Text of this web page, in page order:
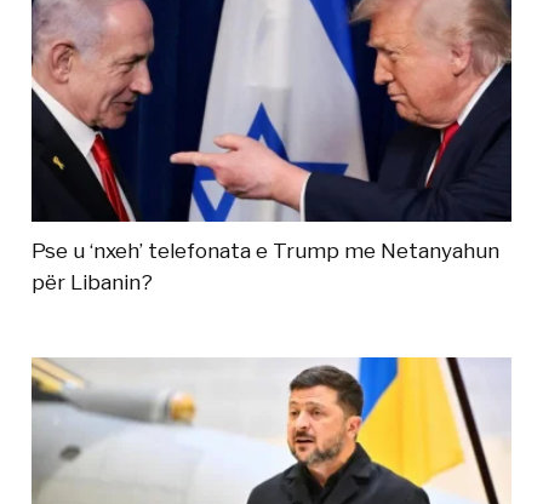
Pse u ‘nxeh’ telefonata e Trump me Netanyahun
për Libanin?